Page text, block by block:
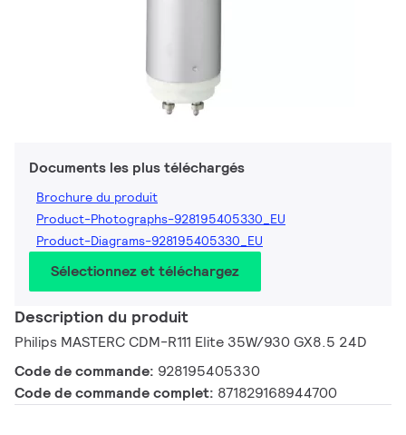
Documents les plus téléchargés
Brochure du produit
Product-Photographs-928195405330_EU
Product-Diagrams-928195405330_EU
Sélectionnez et téléchargez
Description du produit
Philips MASTERC CDM-R111 Elite 35W/930 GX8.5 24D
Code de commande: 928195405330
Code de commande complet: 871829168944700